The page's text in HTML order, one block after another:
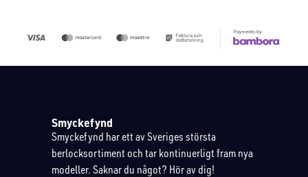
Smyckefynd
Smyckefynd har ett av Sveriges största
berlocksortiment och tar kontinuerligt fram nya
modeller. Saknar du något? Hör av dig!